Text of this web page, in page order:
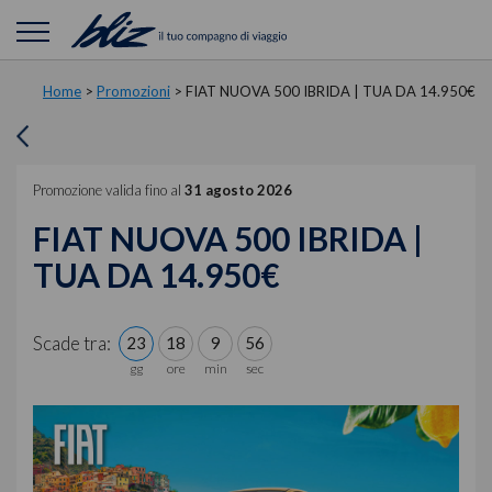
Home > Promozioni > FIAT NUOVA 500 IBRIDA | TUA DA 14.950€
Promozione valida fino al 31 agosto 2026
FIAT NUOVA 500 IBRIDA |
TUA DA 14.950€
Scade tra: 23 18 9 55